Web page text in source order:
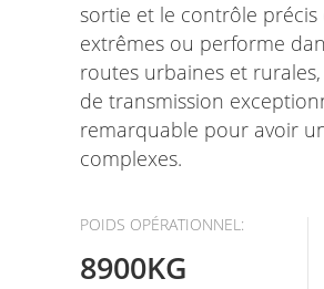
sortie et le contrôle précis
extrêmes ou performe
routes urbaines et
de transmission
remarquable pour avoir
complexes.
POIDS OPÉRATIONNEL:
8900KG